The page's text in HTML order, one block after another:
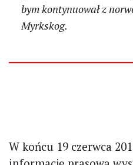
bym kontynuował z
Myrkskog.
W końcu 19 czerwca